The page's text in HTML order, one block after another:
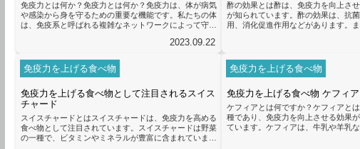
免疫力とは何か？免疫力とは何か？免疫力は、体が病気
や感染から身を守るための重要な機能です。私たちの体
は、免疫系と呼ばれる複雑なネットワークによって守ら
の病原体に対抗するために働きます。免疫力が強いと、
めには、バランスの取れた食事が重要です。食事は私た
ちの体に栄養を与えるだけでなく、免疫力を向上させる
の栄養素は、免疫機能をサポート...
2023.09.22
酢の効果とは酢は、免疫力を向上さ
が知られています。酢の効果は、抗
用、消化促進作用などがあります。ま
これが細菌の増殖を抑える効果があ
ことで、免疫系が細菌に対してより
ります。次に、酢の抗酸化作用につ
活性酸素を除去する効果があります...
免疫力を上げる食べ物
免疫力を上げる食べ物として注目されるスイス
チャード
スイスチャードとはスイスチャードは、免疫力を高める
食べ物として注目されています。スイスチャードは野菜
の一種で、ビタミンやミネラルが豊富に含まれていま
免疫力を上げる食べ物
免疫力を上げる食べ物 ケフィア
ケフィアとは何ですか？ケフィアと
種であり、免疫力を向上させる効果
ています。ケフィアは、牛乳や羊乳な